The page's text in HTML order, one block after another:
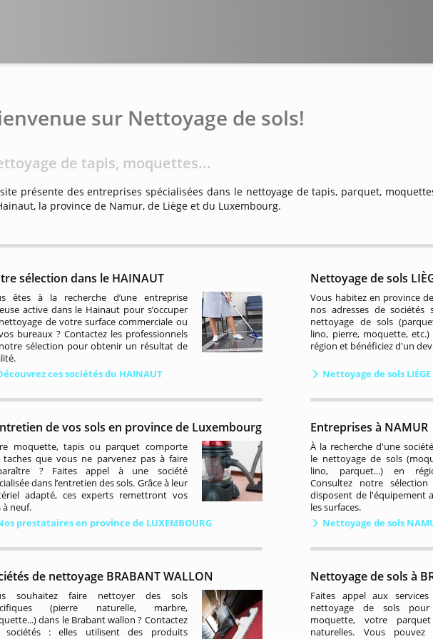
sur Nettoyage de sols!
de tapis, moquettes...
présente des entreprises spécialisées dans le nettoyage de tapis, parquet,
la province de Namur, de Liège et du Luxembourg.
sélection dans le HAINAUT
êtes à la recherche d’une entreprise
active dans le Hainaut pour s’occuper
de votre surface commerciale ou
bureaux ? Contactez les professionnels
sélection pour obtenir un résultat de
ces sociétés du HAINAUT
Nettoyage de sols
Vous habitez en province
nos adresses de sociétés
nettoyage de sols
lino, pierre, moquette,
région et bénéficiez d'un
Nettoyage de sols LIÈGE
de vos sols en province de Luxembourg
moquette, tapis ou parquet comporte
taches que vous ne parvenez pas à faire
? Faites appel à une société
dans l’entretien des sols. Grâce à leur
adapté, ces experts remettront vos
à neuf.
prestataires en province de LUXEMBOURG
Entreprises à NAMUR
À la recherche d'une
le nettoyage de sols
lino, parquet...) en
Consultez notre sélection
disposent de l'équipement
les surfaces.
Nettoyage de sols
de nettoyage BRABANT WALLON
souhaitez faire nettoyer des sols
(pierre naturelle, marbre,
dans le Brabant wallon ? Contactez
sociétés : elles utilisent des produits
Nettoyage de sols à
Faites appel aux
nettoyage de sols
moquette, votre
naturelles. Vous pouvez